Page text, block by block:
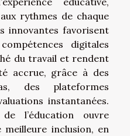
rythmes de chaque
innovantes favorisent
digitales
du travail et rendent
accrue, grâce à des
des plateformes
instantanées.
l’éducation ouvre
meilleure inclusion, en